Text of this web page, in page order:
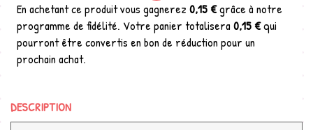
En achetant ce produit vous gagnerez 0,15 €grâce à notre
programme de fidélité. Votre panier totalisera 0,15 €qui
pourront être convertis en bon de réduction pour un
prochain achat.
DESCRIPTION